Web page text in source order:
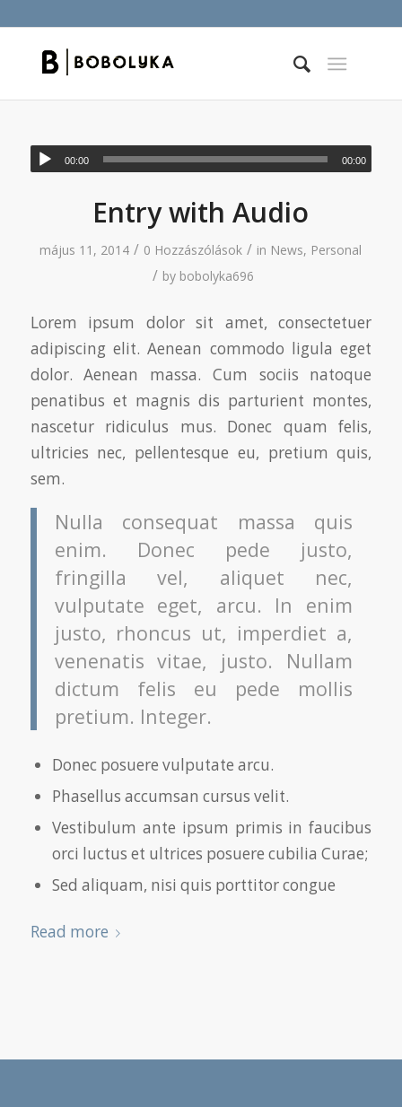
00:00 00:00
Entry with Audio
május 11, 2014 / 0 Hozzászólások / in News, Personal
/ by bobolyka696
Lorem ipsum dolor sit amet, consectetuer
adipiscing elit. Aenean commodo ligula eget
dolor. Aenean massa. Cum sociis natoque
penatibus et magnis dis parturient montes,
nascetur ridiculus mus. Donec quam felis,
ultricies nec, pellentesque eu, pretium quis,
sem.
Nulla consequat massa quis
enim. Donec pede justo,
fringilla vel, aliquet nec,
vulputate eget, arcu. In enim
justo, rhoncus ut, imperdiet a,
venenatis vitae, justo. Nullam
dictum felis eu pede mollis
pretium. Integer.
Donec posuere vulputate arcu.
Phasellus accumsan cursus velit.
Vestibulum ante ipsum primis in faucibus
orci luctus et ultrices posuere cubilia Curae;
Sed aliquam, nisi quis porttitor congue
Read more